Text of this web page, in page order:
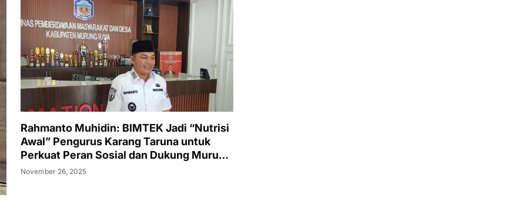
Rahmanto Muhidin: BIMTEK Jadi “Nutrisi
Awal” Pengurus Karang Taruna untuk
Perkuat Peran Sosial dan Dukung Murung
Raya Emas 2030
November 26, 2025